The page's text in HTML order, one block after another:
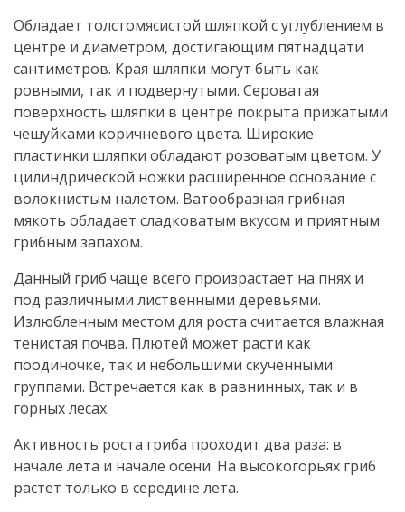
Обладает толстомясистой шляпкой с углублением в
центре и диаметром, достигающим пятнадцати
сантиметров. Края шляпки могут быть как
ровными, так и подвернутыми. Сероватая
поверхность шляпки в центре покрыта прижатыми
чешуйками коричневого цвета. Широкие
пластинки шляпки обладают розоватым цветом. У
цилиндрической ножки расширенное основание с
волокнистым налетом. Ватообразная грибная
мякоть обладает сладковатым вкусом и приятным
грибным запахом.
Данный гриб чаще всего произрастает на пнях и
под различными лиственными деревьями.
Излюбленным местом для роста считается влажная
тенистая почва. Плютей может расти как
поодиночке, так и небольшими скученными
группами. Встречается как в равнинных, так и в
горных лесах.
Активность роста гриба проходит два раза: в
начале лета и начале осени. На высокогорьях гриб
растет только в середине лета.